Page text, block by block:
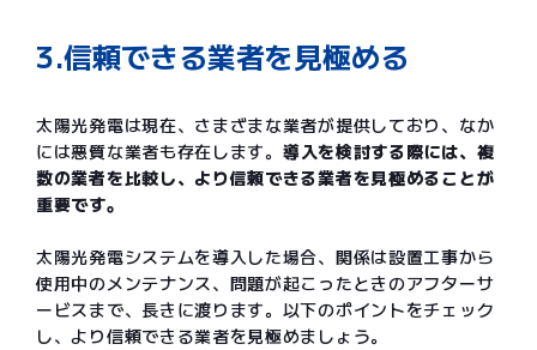
3.信頼できる業者を見極める
太陽光発電は現在、さまざまな業者が提供しており、なか
には悪質な業者も存在します。 導入を検討する際には、複
数の業者を比較し、より信頼できる業者を見極めることが
重要です。
太陽光発電システムを導入した場合、関係は設置工事から
使用中のメンテナンス、問題が起こったときのアフターサ
ービスまで、長きに渡ります。以下のポイントをチェック
し、より信頼できる業者を見極めましょう。